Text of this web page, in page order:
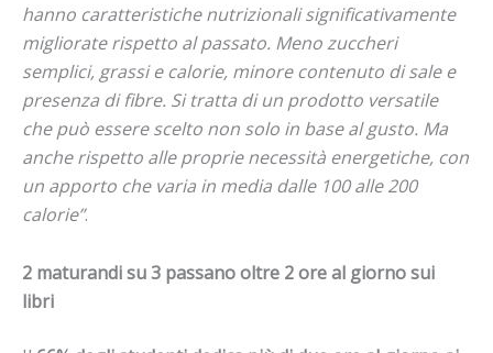
hanno caratteristiche nutrizionali significativamente
migliorate rispetto al passato. Meno zuccheri
semplici, grassi e calorie, minore contenuto di sale e
presenza di fibre. Si tratta di un prodotto versatile
che può essere scelto non solo in base al gusto. Ma
anche rispetto alle proprie necessità energetiche, con
un apporto che varia in media dalle 100 alle 200
calorie”.
2 maturandi su 3 passano oltre 2 ore al giorno sui
libri